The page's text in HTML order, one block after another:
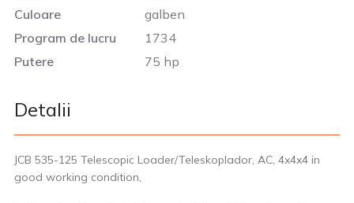
Culoare
galben
Program de lucru
1734
Putere
75 hp
Detalii
JCB 535-125 Telescopic Loader/Teleskoplador, AC, 4x4x4 in
good working condition,